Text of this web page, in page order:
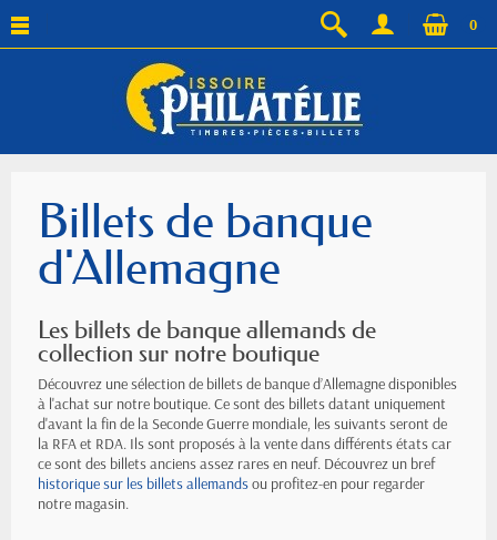
0
Billets de banque
d'Allemagne
Les billets de banque allemands de
collection sur notre boutique
Découvrez une sélection de billets de banque d’Allemagne disponibles
à l'achat sur notre boutique. Ce sont des billets datant uniquement
d'avant la fin de la Seconde Guerre mondiale, les suivants seront de
la RFA et RDA. Ils sont proposés à la vente dans différents états car
ce sont des billets anciens assez rares en neuf. Découvrez un bref
historique sur les billets allemandsou profitez-en pour regarder
notre magasin.